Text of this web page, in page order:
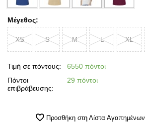
Μέγεθος:
XS S M L XL
Τιμή σε πόντους:
6550 πόντοι
Πόντοι
επιβράβευσης:
29 πόντοι
Προσθήκη στη Λίστα Αγαπημένων